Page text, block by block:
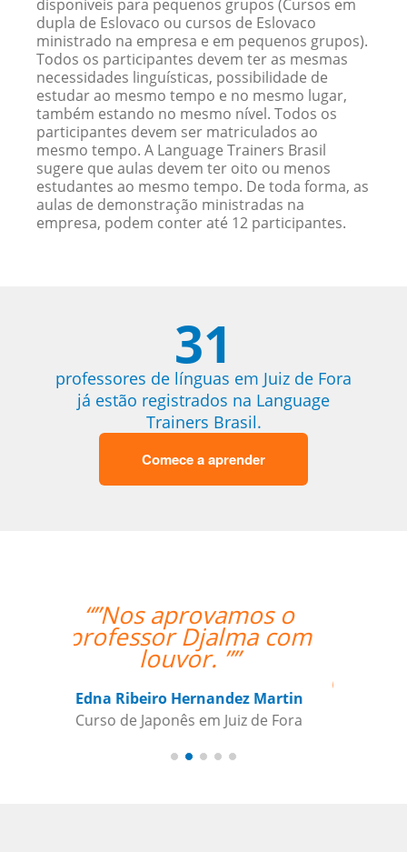
disponíveis para pequenos grupos (Cursos em
dupla de Eslovaco ou cursos de Eslovaco
ministrado na empresa e em pequenos grupos).
Todos os participantes devem ter as mesmas
necessidades linguísticas, possibilidade de
estudar ao mesmo tempo e no mesmo lugar,
também estando no mesmo nível. Todos os
participantes devem ser matriculados ao
mesmo tempo. A Language Trainers Brasil
sugere que aulas devem ter oito ou menos
estudantes ao mesmo tempo. De toda forma, as
aulas de demonstração ministradas na
empresa, podem conter até 12 participantes.
31
professores de línguas em Juiz de Fora
já estão registrados na Language
Trainers Brasil.
Comece a aprender
“”A experiente
professora Mei foi
bastante didática e
Skype me fazer
adquirir os primeiros
passos de Chinês
Mandarim.””